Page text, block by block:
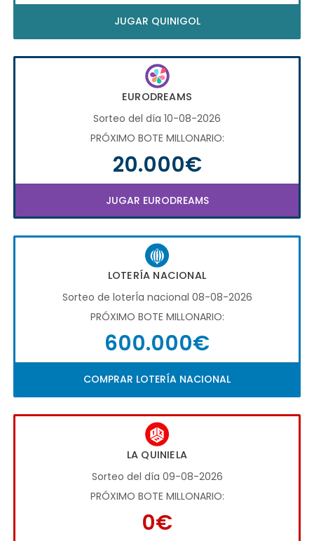
JUGAR QUINIGOL
EURODREAMS
Sorteo del día 10-08-2026
PRÓXIMO BOTE MILLONARIO:
20.000€
JUGAR EURODREAMS
LOTERÍA NACIONAL
Sorteo de loterÍa nacional 08-08-2026
PRÓXIMO BOTE MILLONARIO:
600.000€
COMPRAR LOTERÍA NACIONAL
LA QUINIELA
Sorteo del día 09-08-2026
PRÓXIMO BOTE MILLONARIO:
0€